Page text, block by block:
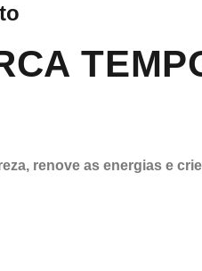
renove as energias e